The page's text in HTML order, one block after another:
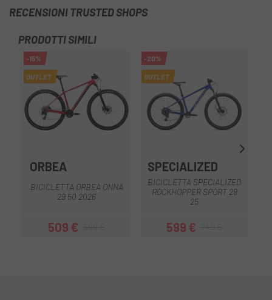
RECENSIONI TRUSTED SHOPS
PRODOTTI SIMILI
-15%
OUTLET
ORBEA
BICICLETTA ORBEA ONNA
29 50 2026
Prezzo
509 €Prezzo base
-20%
OUTLET
SPECIALIZED
BICICLETTA SPECIALIZED
ROCKHOPPER SPORT 29
25
Prezzo
599 €Prezzo base